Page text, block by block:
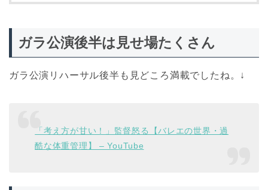
ガラ公演後半は見せ場たくさん
ガラ公演リハーサル後半も見どころ満載でしたね。↓
「考え方が甘い！」監督怒る【バレエの世界・過
酷な体重管理】 – YouTube